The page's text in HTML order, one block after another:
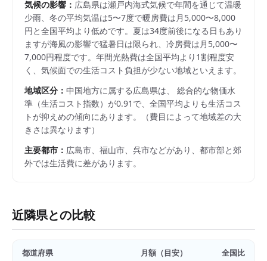
気候の影響： 広島県は瀬戸内海式気候で年間を通じて温暖
少雨、冬の平均気温は5〜7度で暖房費は月5,000〜8,000
円と全国平均より低めです。夏は34度前後になる日もあり
ますが海風の影響で猛暑日は限られ、冷房費は月5,000〜
7,000円程度です。年間光熱費は全国平均より1割程度安
く、気候面での生活コスト負担が少ない地域といえます。
地域区分： 中国地方に属する広島県は、 総合的な物価水
準（生活コスト指数）が0.91 で、 全国平均よりも生活コス
トが抑えめの傾向にあります。
（費目によって地域差の大
きさは異なります）
主要都市： 広島市、福山市、呉市などがあり、都市部と郊
外では生活費に差があります。
近隣県との比較
都道府県 月額（目安） 全国比